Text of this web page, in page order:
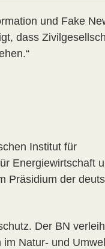
und Fake
dass
Institut für
Energiewirtschaft
Präsidium der
Der BN
Natur- und